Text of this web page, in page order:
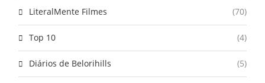
LiteralMente Filmes (70)
Top 10 (4)
Diários de Belorihills (5)